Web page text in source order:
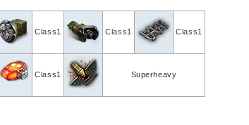
Class1 Class1 Class1
Class1 Superheavy